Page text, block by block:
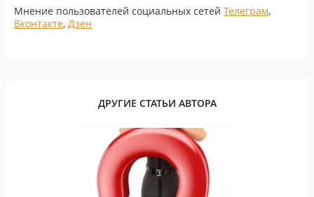
Мнение пользователей социальных сетей Телеграм,
Вконтакте, Дзен
ДРУГИЕ СТАТЬИ АВТОРА